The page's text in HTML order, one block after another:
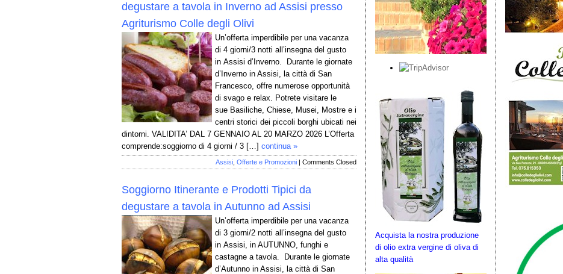
degustare a tavola in Inverno ad Assisi presso
Agriturismo Colle degli Olivi
Un’offerta imperdibile per una vacanza
di 4 giorni/3 notti all’insegna del gusto
in Assisi d’Inverno. Durante le giornate
d’Inverno in Assisi, la città di San
Francesco, offre numerose opportunità
di svago e relax. Potrete visitare le
sue Basiliche, Chiese, Musei, Mostre e i
centri storici dei piccoli borghi ubicati nei
dintorni. VALIDITA’ DAL 7 GENNAIO AL 20 MARZO 2026 L’Offerta
comprende:soggiorno di 4 giorni / 3 […] continua »
Assisi Offerte e Promozioni | Comments Closed
Soggiorno Itinerante e Prodotti Tipici da
degustare a tavola in Autunno ad Assisi
Un’offerta imperdibile per una vacanza
di 3 giorni/2 notti all’insegna del gusto
in Assisi, in AUTUNNO, funghi e
castagne a tavola. Durante le giornate
d’Autunno in Assisi, la città di San
Acquista la nostra produzione
di olio extra vergine di oliva di
alta qualità